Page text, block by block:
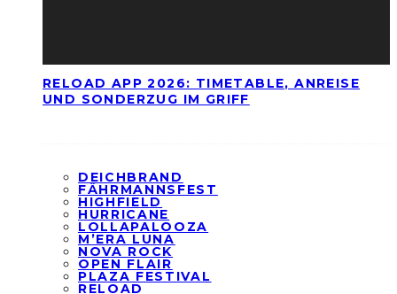
RELOAD APP 2026: TIMETABLE, ANREISE
UND SONDERZUG IM GRIFF
DEICHBRAND
FÄHRMANNSFEST
HIGHFIELD
HURRICANE
LOLLAPALOOZA
M’ERA LUNA
NOVA ROCK
OPEN FLAIR
PLAZA FESTIVAL
RELOAD